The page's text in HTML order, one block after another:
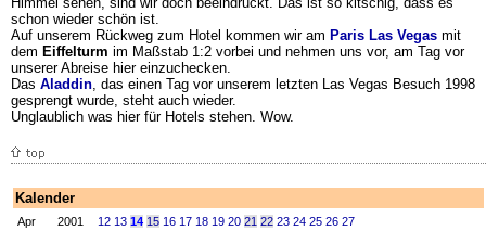
schon wieder schön ist.
Auf unserem Rückweg zum Hotel kommen wir am Paris Las Vegas mit
dem Eiffelturm im Maßstab 1:2 vorbei und nehmen uns vor, am Tag vor
unserer Abreise hier einzuchecken.
Das Aladdin, das einen Tag vor unserem letzten Las Vegas Besuch 1998
gesprengt wurde, steht auch wieder.
Unglaublich was hier für Hotels stehen. Wow.
Kalender
Apr 2001 12 13 14 15 16 17 18 19 20 21 22 23 24 25 26 27